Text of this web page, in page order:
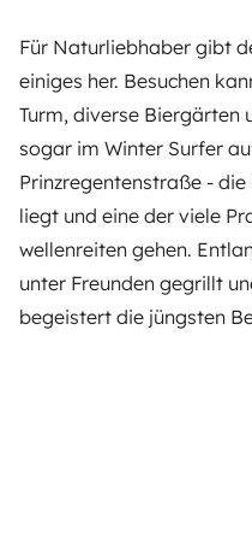
Für Naturliebhaber gibt
einiges her. Besuchen
Turm, diverse Biergärten
sogar im Winter Surfer
Prinzregentenstraße -
liegt und eine der viele
wellenreiten gehen.
unter Freunden gegrillt
begeistert die jüngsten